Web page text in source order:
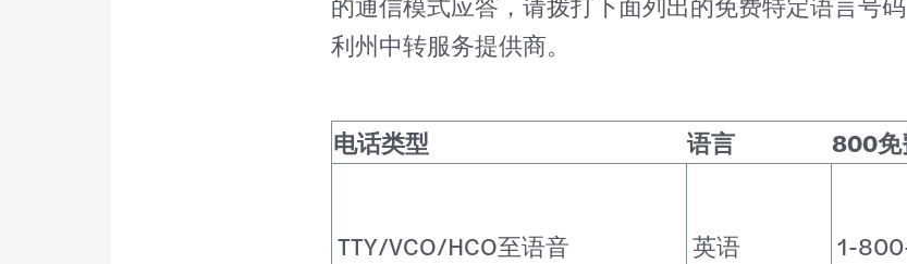
利州中转服务提供商。
电话类型 语言 800免
TTY/VCO/HCO至语音
英语
1-